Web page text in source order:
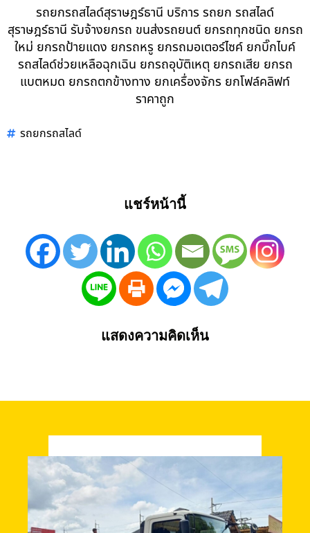
รถยกรถสไลด์สุราษฎร์ธานี บริการ รถยก รถสไลด์
สุราษฎร์ธานี รับจ้างยกรถ ขนส่งรถยนต์ ยกรถทุกชนิด ยกรถ
ใหม่ ยกรถป้ายแดง ยกรถหรู ยกรถมอเตอร์ไซค์ ยกบิ๊กไบค์
รถสไลด์ช่วยเหลือฉุกเฉิน ยกรถอุบัติเหตุ ยกรถเสีย ยกรถ
แบตหมด ยกรถตกข้างทาง ยกเครื่องจักร ยกโฟล์คลิฟท์
ราคาถูก
รถยกรถสไลด์
แชร์หน้านี้
แสดงความคิดเห็น